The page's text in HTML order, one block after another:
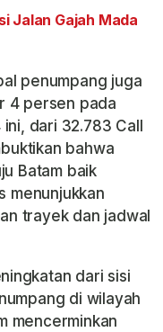
Jalan Gajah Mada
penumpang juga
4 persen pada
dari 32.783 Call
bahwa
Batam baik
menunjukkan
trayek dan jadwal
dari sisi
di wilayah
mencerminkan